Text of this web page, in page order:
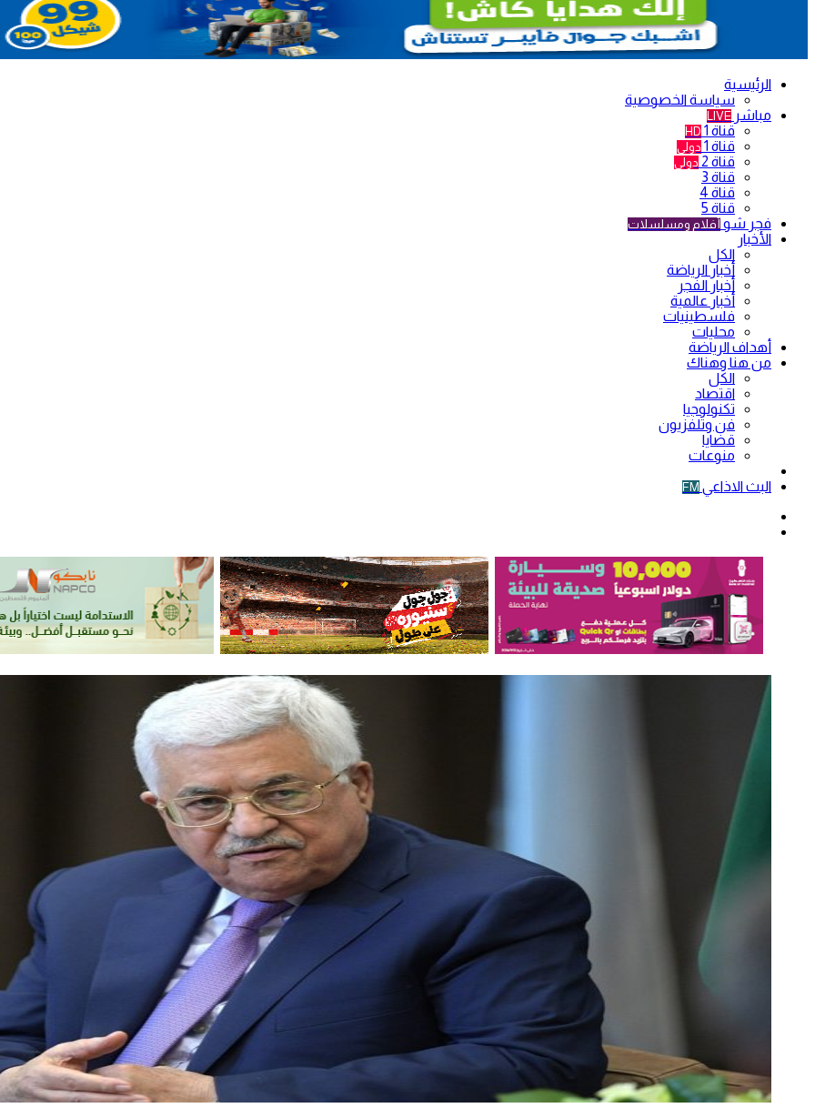
الرئيسية
سياسة الخصوصية
مباشر LIVE
قناة 1 HD
قناة 1 دولي
قناة 2 دولي
قناة 3
قناة 4
قناة 5
فجر شو أفلام ومسلسلات
الأخبار
الكل
أخبار الرياضة
أخبار الفجر
أخبار عالمية
فلسطينيات
محليات
أهداف الرياضة
من هنا وهناك
الكل
اقتصاد
تكنولوجيا
فن وتلفزيون
قضايا
منوعات
البث الاذاعي FM